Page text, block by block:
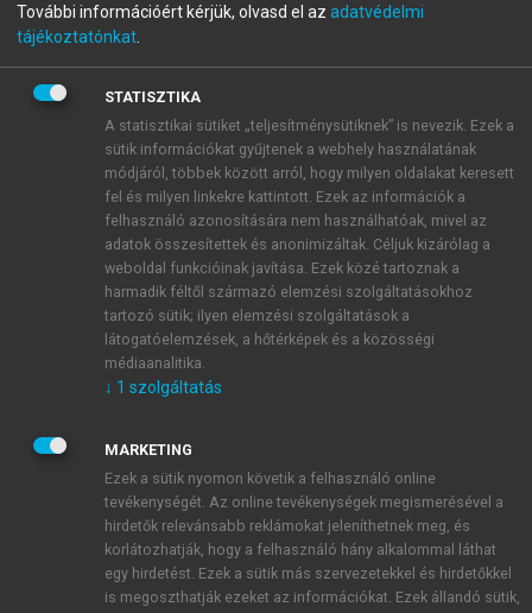
A regisztráció után apróbaidőszakautomatikusan
BELÉPÉS SAJÁT FIÓKKAL
ÚJ FIÓK LÉTREHOZÁSA
1 óra díjmentes hozzáférés
E-MAIL-CÍM
JELSZÓ
JELSZÓ ÚJRA
További információért kérjük, olvasd el az adatvédelmi
tájékoztatónkat
STATISZTIKA
A statisztikai sütiket „teljesítménysütiknek” is nevezik. Ezek a
sütik információkat gyűjtenek a webhely használatának
módjáról, többek között arról, hogy milyen oldalakat keresett
fel és milyen linkekre kattintott. Ezek az információk a
felhasználó azonosítására nem használhatóak, mivel az
adatok összesítettek és anonimizáltak. Céljuk kizárólag a
weboldal funkcióinak javítása. Ezek közé tartoznak a
harmadik féltől származó elemzési szolgáltatásokhoz
tartozó sütik; ilyen elemzési szolgáltatások a
látogatóelemzések, a hőtérképek és a közösségi
médiaanalitika.
↓ 1 szolgáltatás
MARKETING
Ezek a sütik nyomon követik a felhasználó online
tevékenységét. Az online tevékenységek megismerésével a
hirdetők relevánsabb reklámokat jeleníthetnek meg, és
korlátozhatják, hogy a felhasználó hány alkalommal láthat
egy hirdetést. Ezek a sütik más szervezetekkel és hirdetőkkel
is megoszthatják ezeket az információkat. Ezek állandó sütik,